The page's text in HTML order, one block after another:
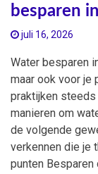
besparen
juli 16, 2026
Water besparen
maar ook voor je
praktijken steeds
manieren om
de volgende
verkennen die je
punten Besparen